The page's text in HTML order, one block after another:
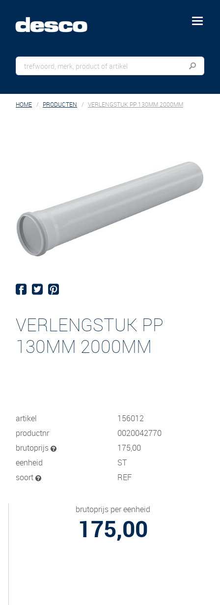
menu
HOME PRODUCTEN VERLENGSTUK PP 130MM 2000MM
VERLENGSTUK PP
130MM 2000MM
artikel
156012
productnr
0020042770
brutoprijs
175,00
eenheid
ST
soort
REF
brutoprijs per eenheid
175,00